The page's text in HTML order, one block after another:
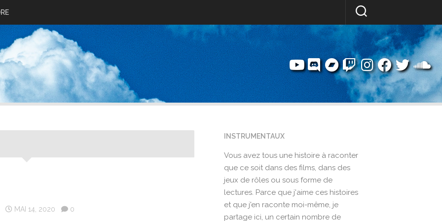
MAI 14, 2020 0
INSTRUMENTAUX
Vous avez tous une histoire à raconter
que ce soit dans des films, dans des
jeux de rôles ou sous forme de
lectures. Parce que j'aime ces histoires
et que j'en raconte moi-même, je
partage ici, un certain nombre de